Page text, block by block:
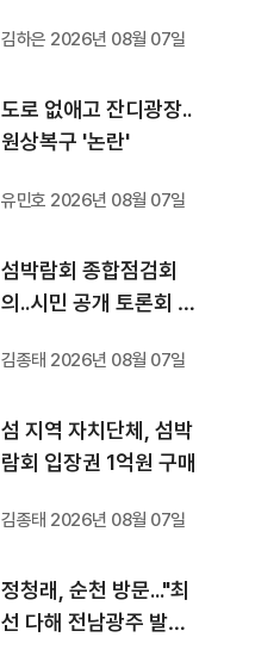
김하은 2026년 08월 07일
도로 없애고 잔디광장..
원상복구 '논란'
유민호 2026년 08월 07일
섬박람회 종합점검회
의..시민 공개 토론회 형
김종태 2026년 08월 07일
섬 지역 자치단체, 섬박
람회 입장권 1억원 구매
김종태 2026년 08월 07일
정청래, 순천 방문..."최
선 다해 전남광주 발전